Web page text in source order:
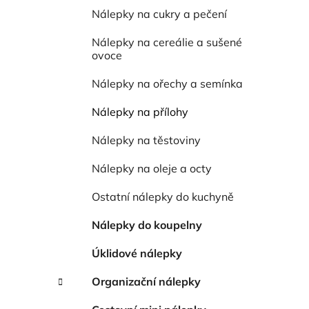
Nálepky na cukry a pečení
Nálepky na cereálie a sušené
ovoce
Nálepky na ořechy a semínka
Nálepky na přílohy
Nálepky na těstoviny
Nálepky na oleje a octy
Ostatní nálepky do kuchyně
Nálepky do koupelny
Úklidové nálepky
Organizační nálepky